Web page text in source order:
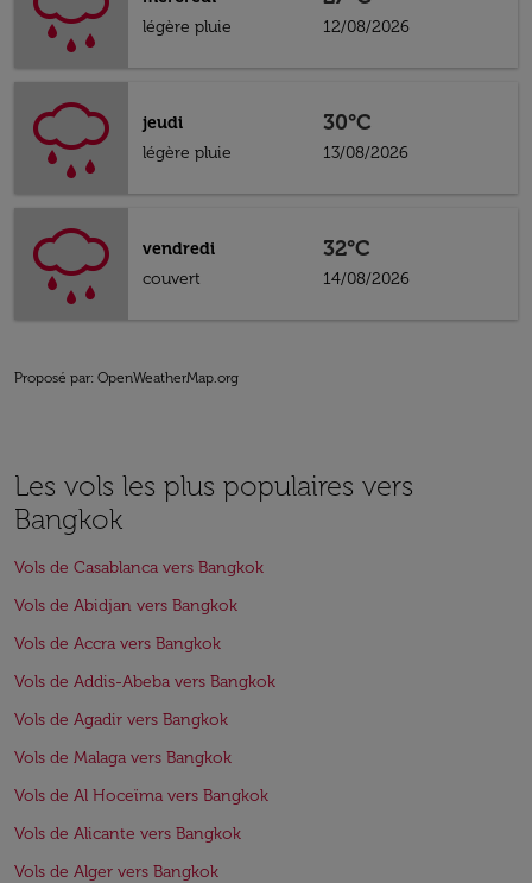
légère pluie
12/08/2026
jeudi
légère pluie
30°C
13/08/2026
vendredi
couvert
32°C
14/08/2026
Proposé par: OpenWeatherMap.org
Les vols les plus populaires vers
Bangkok
Vols de Casablanca vers Bangkok
Vols de Abidjan vers Bangkok
Vols de Accra vers Bangkok
Vols de Addis-Abeba vers Bangkok
Vols de Agadir vers Bangkok
Vols de Malaga vers Bangkok
Vols de Al Hoceïma vers Bangkok
Vols de Alicante vers Bangkok
Vols de Alger vers Bangkok